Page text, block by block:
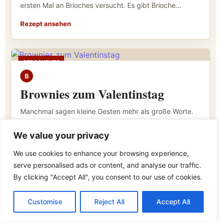
We value your privacy
We use cookies to enhance your browsing experience,
serve personalised ads or content, and analyse our traffic.
By clicking "Accept All", you consent to our use of cookies.
Customise Reject All Accept All
ersten Mal an Brioches versucht. Es gibt Brioche…
Rezept ansehen
GEBACKENES
B
Brownies zum Valentinstag
Manchmal sagen kleine Gesten mehr als große Worte.
Rezept ansehen
GEBACKENES
B
Bruschetta Kranz